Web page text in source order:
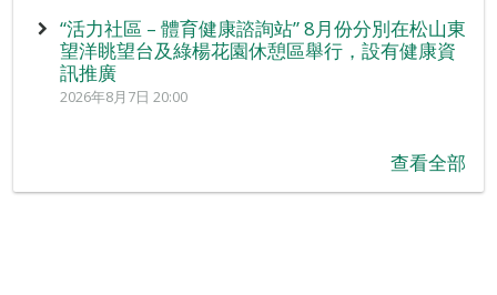
“活力社區 – 體育健康諮詢站” 8月份分別在松山東
望洋眺望台及綠楊花園休憩區舉行，設有健康資
訊推廣
2026年8月7日 20:00
查看全部